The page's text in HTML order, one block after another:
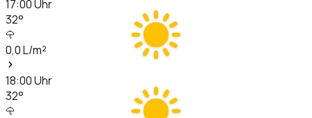
17:00Uhr
32°
0,0L/m²
18:00Uhr
32°